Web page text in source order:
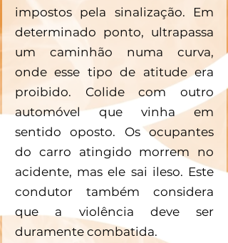
impostos pela sinalização. Em
determinado ponto, ultrapassa
um caminhão numa curva,
onde esse tipo de atitude era
proibido. Colide com outro
automóvel que vinha em
sentido oposto. Os ocupantes
do carro atingido morrem no
acidente, mas ele sai ileso. Este
condutor também considera
que a violência deve ser
duramente combatida.